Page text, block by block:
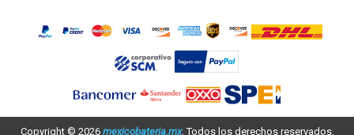
Copyright © 2026 mexicobateria.mx. Todos los derechos reservados.